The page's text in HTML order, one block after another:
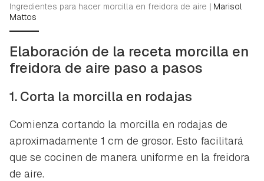
Ingredientes para hacer morcilla en freidora de aire | Marisol
Mattos
Elaboración de la receta morcilla en
freidora de aire paso a pasos
1. Corta la morcilla en rodajas
Comienza cortando la morcilla en rodajas de
aproximadamente 1 cm de grosor. Esto facilitará
que se cocinen de manera uniforme en la freidora
de aire.